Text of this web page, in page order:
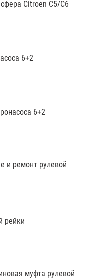
Citroen C5/C6
6+2
6+2
и ремонт рулевой
рейки
муфта рулевой